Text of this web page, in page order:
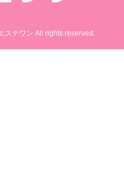
テワン All rights reserved.